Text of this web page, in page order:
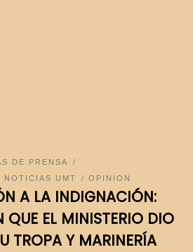
DE PRENSA
NOTICIAS UMT OPINION
A LA INDIGNACIÓN:
QUE EL MINISTERIO DIO
TROPA Y MARINERÍA